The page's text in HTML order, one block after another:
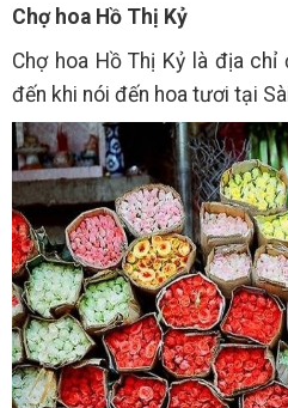
Chợ hoa Hồ Thị Kỷ
Chợ hoa Hồ Thị Kỷ là địa
đến khi nói đến hoa tươi tại